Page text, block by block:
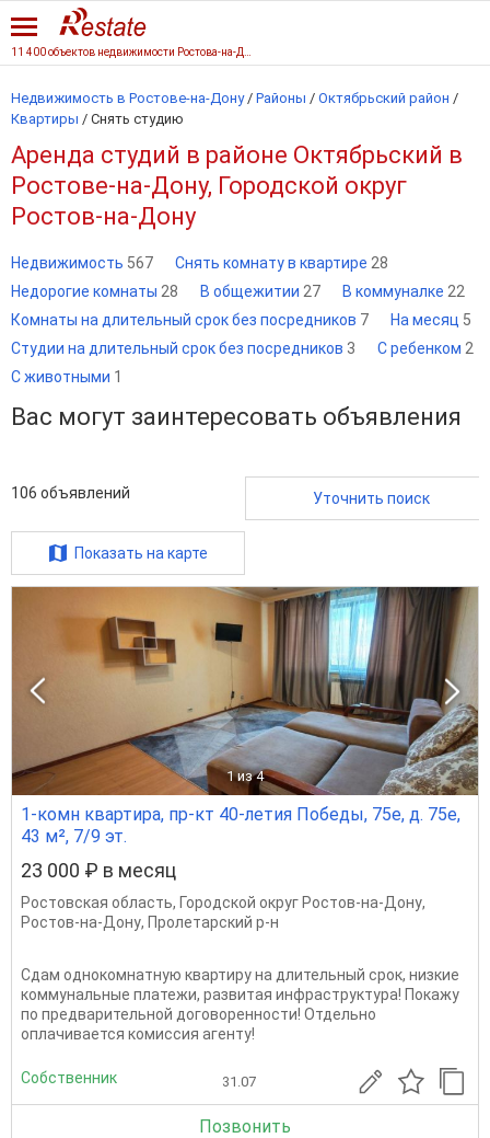
Недвижимость в Ростове-на-Дону / Районы / Октябрьский район /
Квартиры / Снять студию
Аренда студий в районе Октябрьский в
Ростове-на-Дону, Городской округ
Ростов-на-Дону
Недвижимость 567 Снять комнату в квартире 28
Недорогие комнаты 28 В общежитии 27 В коммуналке 22
Комнаты на длительный срок без посредников 7 На месяц 5
Студии на длительный срок без посредников 3 С ребенком 2
С животными 1
Вас могут заинтересовать объявления
106 объявлений Уточнить поиск
Показать на карте
1 из 4
1-комн квартира, пр-кт 40-летия Победы, 75е, д. 75е,
43 м², 7/9 эт.
23 000 ₽ в месяц
Ростовская область, Городской округ Ростов-на-Дону,
Ростов-на-Дону, Пролетарский р-н
Сдам однокомнатную квартиру на длительный срок, низкие
коммунальные платежи, развитая инфраструктура! Покажу
по предварительной договоренности! Отдельно
оплачивается комиссия агенту!
Собственник 31.07
Позвонить